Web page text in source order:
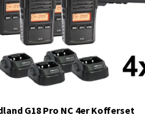
G18 Pro NC 4er Kofferset